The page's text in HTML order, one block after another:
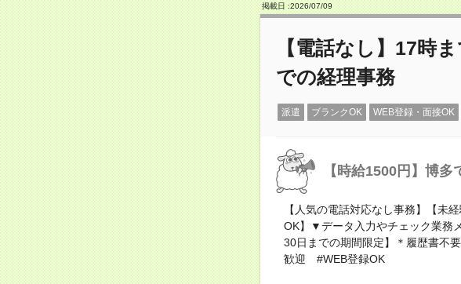
掲載日 :2026/07/09
【電話なし】17時
での経理事務
派遣 ブランクOK WEB登録・面接OK
【時給1500円】博
【人気の電話対応なし事務】【未
OK】▼データ入力やチェック業務
30日までの期間限定】＊履歴書不
歓迎 #WEB登録OK